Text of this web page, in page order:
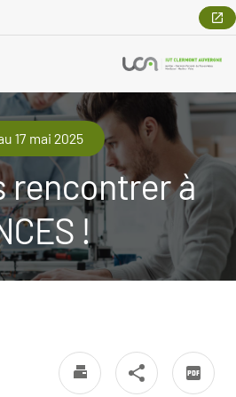
17 mai 2025
rencontrer à
!